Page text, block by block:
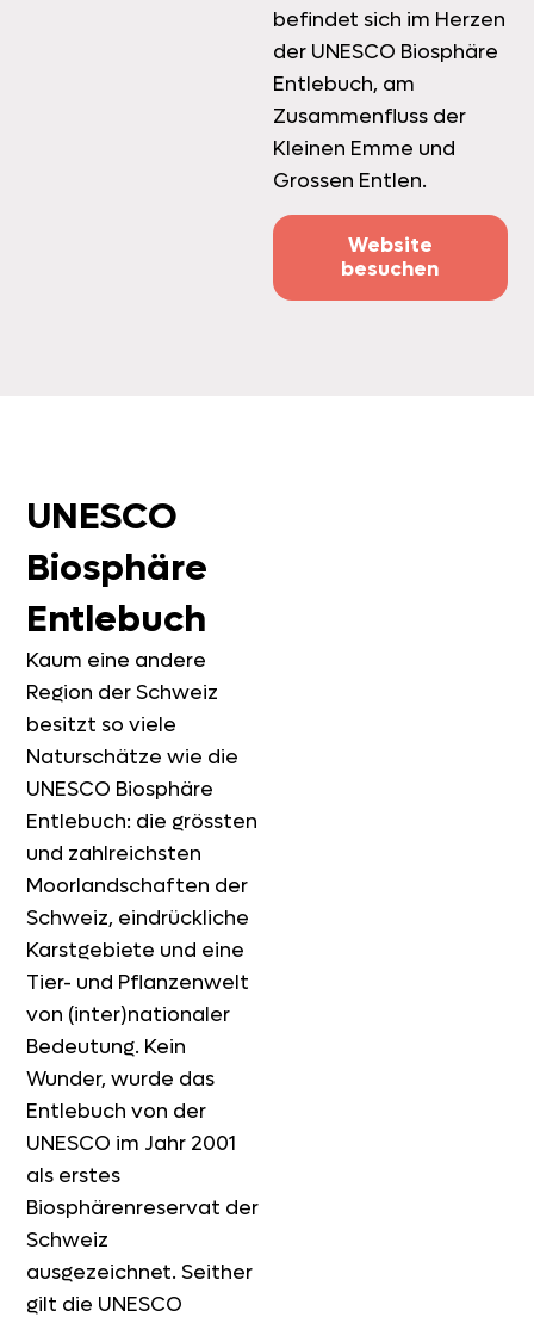
befindet sich im Herzen
der UNESCO Biosphäre
Entlebuch, am
Zusammenfluss der
Kleinen Emme und
Grossen Entlen.
Website
besuchen
UNESCO
Biosphäre
Entlebuch
Kaum eine andere
Region der Schweiz
besitzt so viele
Naturschätze wie die
UNESCO Biosphäre
Entlebuch: die grössten
und zahlreichsten
Moorlandschaften der
Schweiz, eindrückliche
Karstgebiete und eine
Tier- und Pflanzenwelt
von (inter)nationaler
Bedeutung. Kein
Wunder, wurde das
Entlebuch von der
UNESCO im Jahr 2001
als erstes
Biosphärenreservat der
Schweiz
ausgezeichnet. Seither
gilt die UNESCO